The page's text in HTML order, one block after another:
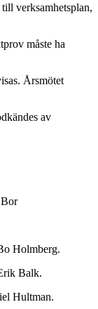
verksamhetsplan,
måste ha
Årsmötet
av
Holmberg.
Balk.
Hultman.